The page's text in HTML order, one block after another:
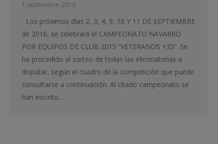
1 septiembre, 2016
Los próximos días 2, 3, 4, 9, 10 Y 11 DE SEPTIEMBRE
de 2016, se celebrará el CAMPEONATO NAVARRO
POR EQUIPOS DE CLUB 2015 “VETERANOS +35”. Se
ha procedido al sorteo de todas las eliminatorias a
disputar, según el cuadro de la competición que puede
consultarse a continuación. Al citado campeonato se
han inscrito…